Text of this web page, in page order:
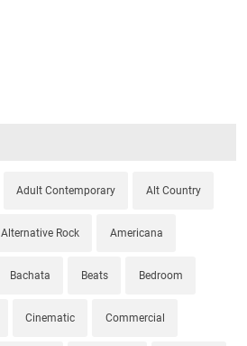
Adult Contemporary Alt Country
Alternative Rock Americana
Bachata Beats Bedroom
Cinematic Commercial